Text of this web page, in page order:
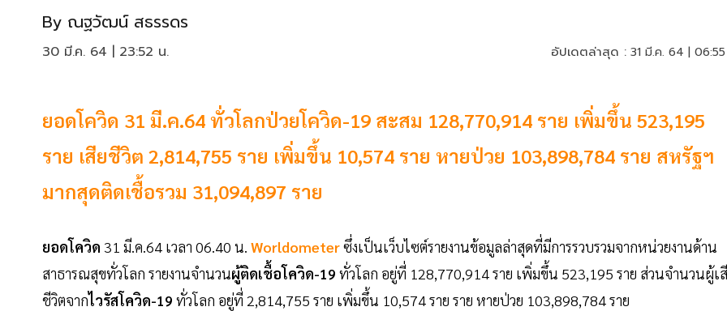
By ณฐวัฒน์ สธรรดร
30 มี.ค. 64 | 23:52 น. อัปเดตล่าสุด : 31 มี.ค. 64 |
ยอดโควิด 31 มี.ค.64 ทั่วโลกป่วยโควิด-19 สะสม 128,770,914 ราย เพิ่มขึ้น 523,195
ราย เสียชีวิต 2,814,755 ราย เพิ่มขึ้น 10,574 ราย หายป่วย 103,898,784 ราย สหรัฐฯ
มากสุดติดเชื้อรวม 31,094,897 ราย
ยอดโควิด 31 มี.ค.64 เวลา 06.40 น. Worldometerซึ่งเป็นเว็บไซต์รายงานข้อมูลล่าสุดที่มีการรวบรวมจากหน่วยงานด้าน
สาธารณสุขทั่วโลก รายงานจำนวนผู้ติดเชื้อโควิด-19 ทั่วโลก อยู่ที่ 128,770,914 ราย เพิ่มขึ้น 523,195 ราย ส่วนจำนวนผู้เ
ชีวิตจากไวรัสโควิด-19 ทั่วโลก อยู่ที่ 2,814,755 ราย เพิ่มขึ้น 10,574 ราย ราย หายป่วย 103,898,784 ราย